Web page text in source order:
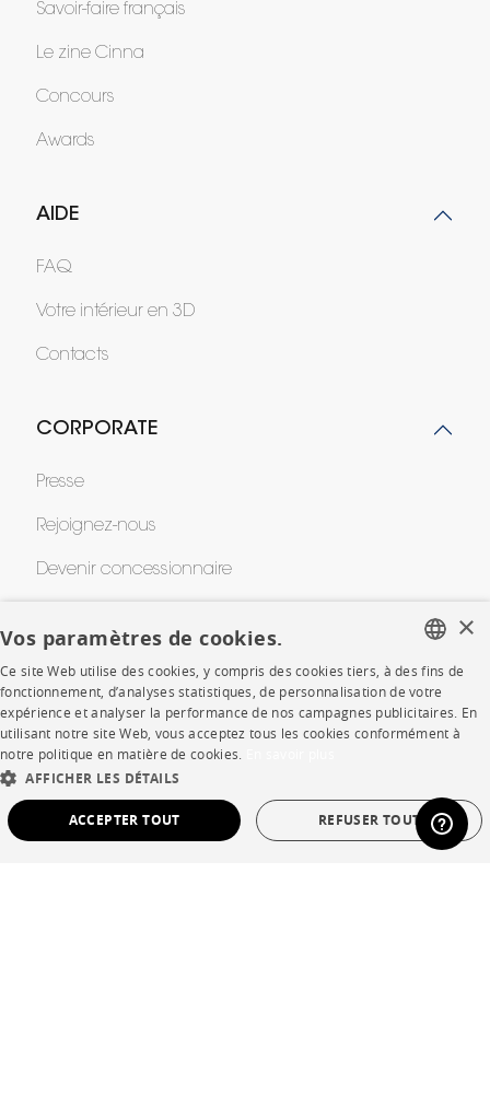
Savoir-faire français
Le zine Cinna
Concours
Awards
AIDE
FAQ
Votre intérieur en 3D
Contacts
CORPORATE
Presse
Rejoignez-nous
Devenir concessionnaire
SHOP
Points de vente
Garanties et SAV
Ventes privées
FRENCH
ENGLISH
SPANISH
×
Vos paramètres de cookies.
Ce site Web utilise des cookies, y compris des cookies tiers, à des fins de
fonctionnement, d’analyses statistiques, de personnalisation de votre
expérience et analyser la performance de nos campagnes publicitaires. En
utilisant notre site Web, vous acceptez tous les cookies conformément à
notre politique en matière de cookies.
AFFICHER LES DÉTAILS
ACCEPTER TOUT REFUSER TOUT